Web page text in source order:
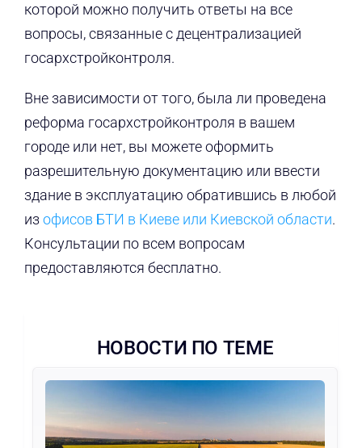
которой можно получить ответы на все
вопросы, связанные с децентрализацией
госархстройконтроля.
Вне зависимости от того, была ли проведена
реформа госархстройконтроля в вашем
городе или нет, вы можете оформить
разрешительную документацию или ввести
здание в эксплуатацию обратившись в любой
изофисов БТИ в Киеве или Киевской области.
Консультации по всем вопросам
предоставляются бесплатно.
НОВОСТИ ПО ТЕМЕ